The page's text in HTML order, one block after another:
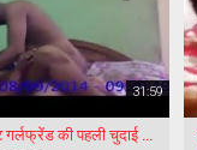
31:59
सुमित ने अपनी क्यूट गर्लफ्रेंड की पहली चुदाई की